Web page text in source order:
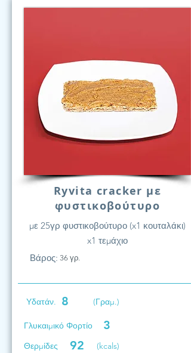
Ryvita cracker με
φυστικοβούτυρο
με 25γρ φυστικοβούτυρο (x1 κουταλάκι)
x1 τεμάχιο
Βάρος: 36 γρ.
Υδατάν. 8 (Γραμ.)
Γλυκαιμικό Φορτίο 3
Θερμίδες 92 (kcals)